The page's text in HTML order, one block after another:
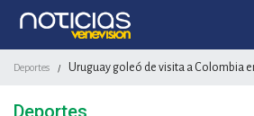
Deportes / Uruguay goleó de visita a Colombia
Deportes